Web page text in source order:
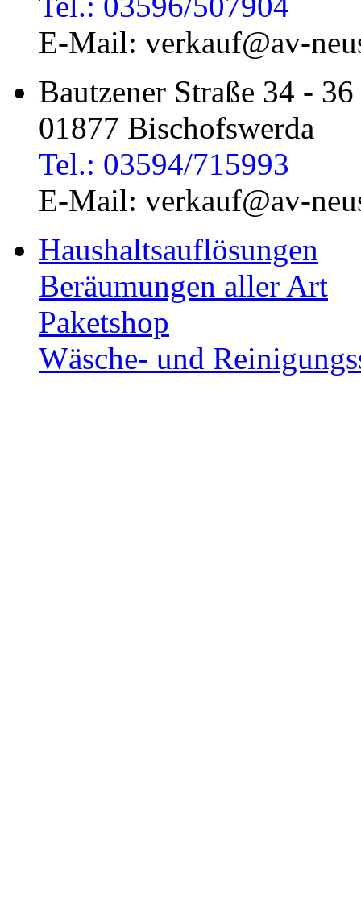
E-Mail: verkauf@av-
Bautzener Straße 34 - 36
01877 Bischofswerda
Tel.: 03594/715993
E-Mail: verkauf@av-
Haushaltsauflösungen
Beräumungen aller Art
Paketshop
Wäsche- und